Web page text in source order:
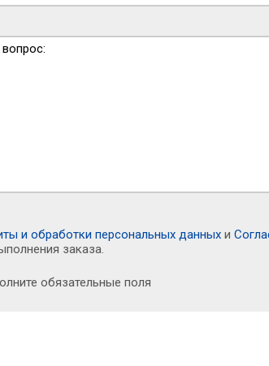
и обработки персональных данных и
заказа.
обязательные поля